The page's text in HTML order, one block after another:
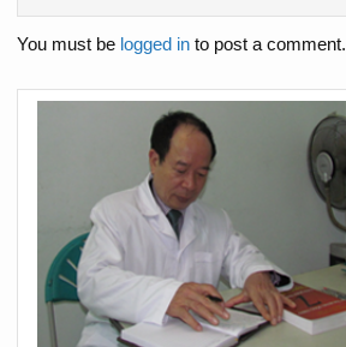
You must be logged into post a comment.